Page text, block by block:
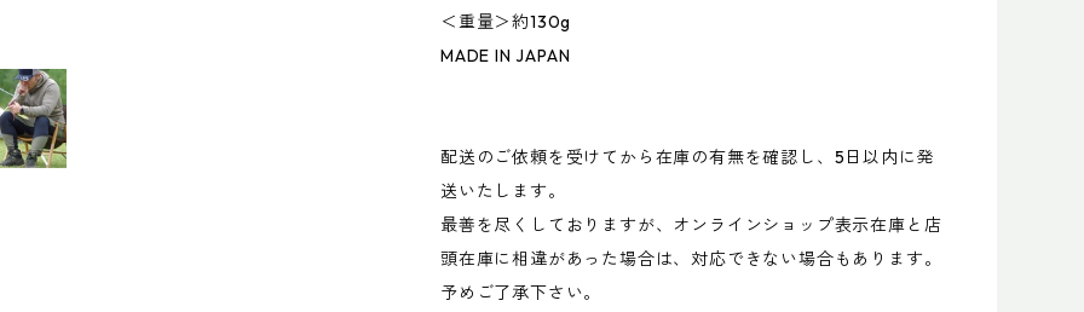
＜重量＞約130g
MADE IN JAPAN
配送のご依頼を受けてから在庫の有無を確認し、5日以内に発
送いたします。
最善を尽くしておりますが、オンラインショップ表示在庫と店
頭在庫に相違があった場合は、対応できない場合もあります。
予めご了承下さい。